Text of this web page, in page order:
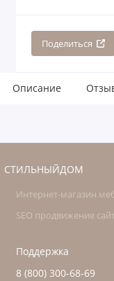
Поделиться
Описание
СТИЛЬНЫЙДОМ
Интернет-магазин
SEO продвижение
Поддержка
8 (800) 300-68-69